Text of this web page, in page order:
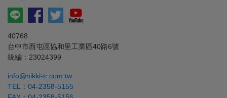
40768
台中市西屯區協和里工業區40路6號
統編：23024399
info@nikki-tr.com.tw
TEL： 04-2358-5155